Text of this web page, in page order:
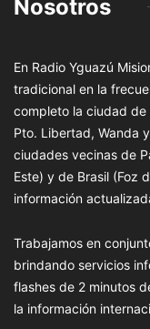
Nosotros
En Radio Yguazú
tradicional en la
completo la ciudad
Pto. Libertad, Wanda
ciudades vecinas de
Este) y de Brasil (Foz
información
Trabajamos en
brindando servicios
flashes de 2 minutos
la información